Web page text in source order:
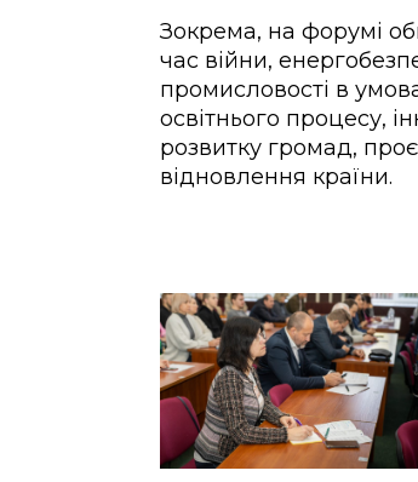
Зокрема, на форумі
час війни,
промисловості в
освітнього процесу,
розвитку громад,
відновлення країни.